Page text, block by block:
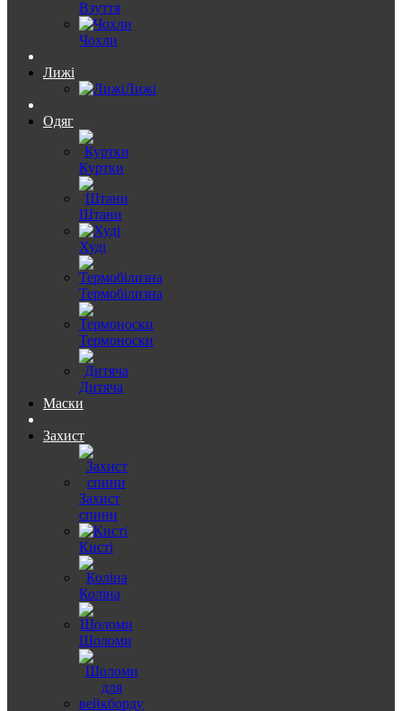
Взуття
Чохли
Лижі
Лижі
Одяг
Куртки
Штани
Худі
Термобілизна
Термоноски
Дитяча
Маски
Захист
Захист
спини
Кисті
Коліна
Шоломи